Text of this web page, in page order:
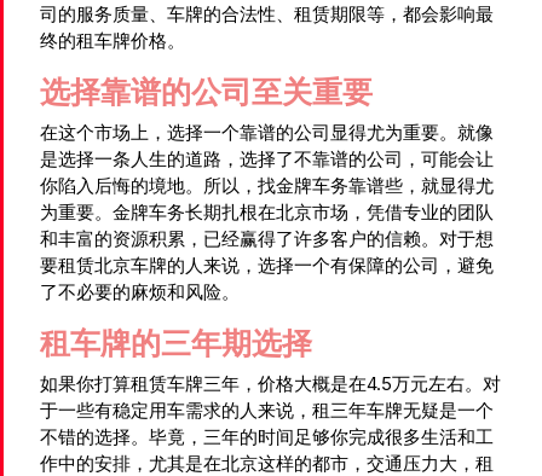
司的服务质量、车牌的合法性、租赁期限等，都会影响最
终的租车牌价格。
选择靠谱的公司至关重要
在这个市场上，选择一个靠谱的公司显得尤为重要。就像
是选择一条人生的道路，选择了不靠谱的公司，可能会让
你陷入后悔的境地。所以，找金牌车务靠谱些，就显得尤
为重要。金牌车务长期扎根在北京市场，凭借专业的团队
和丰富的资源积累，已经赢得了许多客户的信赖。对于想
要租赁北京车牌的人来说，选择一个有保障的公司，避免
了不必要的麻烦和风险。
租车牌的三年期选择
如果你打算租赁车牌三年，价格大概是在4.5万元左右。对
于一些有稳定用车需求的人来说，租三年车牌无疑是一个
不错的选择。毕竟，三年的时间足够你完成很多生活和工
作中的安排，尤其是在北京这样的都市，交通压力大，租